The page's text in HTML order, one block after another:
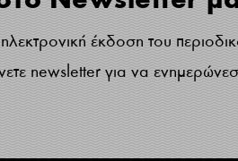
έκδοση του
newsletter για να